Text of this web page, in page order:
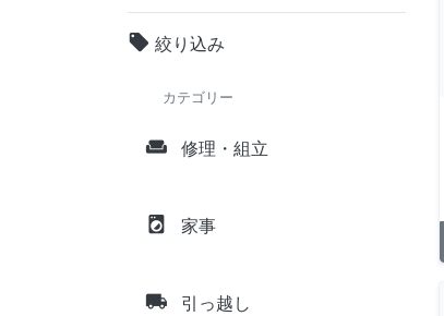
local_offer 絞り込み
カテゴリー
weekend 修理・組立
local_laundry_service 家事
local_shipping 引っ越し